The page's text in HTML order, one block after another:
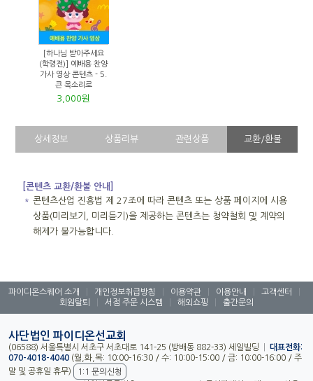
[하나님 받아주세요
(학령전)] 예배용 찬양
가사 영상 콘텐츠 - 5.
큰 목소리로
3,000원
상세정보 상품리뷰 관련상품 교환/환불
[콘텐츠 교환/환불 안내]
＊ 콘텐츠산업 진흥법 제 27조에 따라 콘텐츠 또는 상품 페이지에 시용
상품(미리보기, 미리듣기)을 제공하는 콘텐츠는 청약철회 및 계약의
해제가 불가능합니다.
파이디온스퀘어 소개 개인정보취급방침 이용약관 이용안내 고객센터
회원탈퇴
서점 주문 시스템 해외쇼핑 출간문의
사단법인 파이디온선교회
(06588) 서울특별시 서초구 서초대로 141-25 (방배동 882-33) 세일빌딩
대표전화:
070-4018-4040 (월,화,목: 10:00-16:30 / 수: 10:00-15:00 / 금: 10:00-16:00 / 주
말 및 공휴일 휴무)
1:1 문의신청